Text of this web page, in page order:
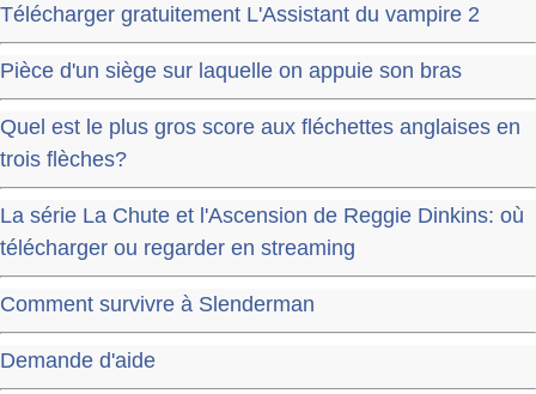
Télécharger gratuitement L'Assistant du vampire 2
Pièce d'un siège sur laquelle on appuie son bras
Quel est le plus gros score aux fléchettes anglaises en
trois flèches?
La série La Chute et l'Ascension de Reggie Dinkins: où
télécharger ou regarder en streaming
Comment survivre à Slenderman
Demande d'aide